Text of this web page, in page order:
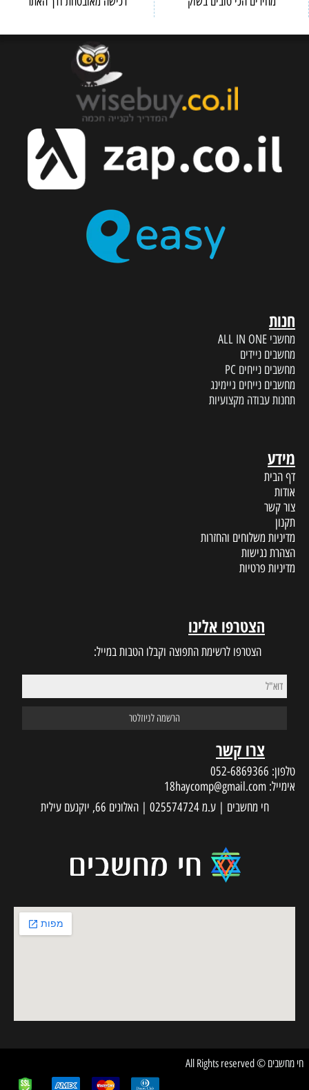
חנות
מחשבי ALL IN ONE
מחשבים ניידים
מחשבים נייחים PC
מחשבים נייחים גיימינג
תחנות עבודה מקצועיות
מידע
דף הבית
אודות
צור קשר
תקנון
מדיניות משלוחים והחזרות
הצהרת נגישות
מדיניות פרטיות
הצטרפו אלינו
הצטרפו לרשימת התפוצה וקבלו הטבות במייל:
צרו קשר
טלפון: 052-6869366
אימייל: 18haycomp@gmail.com
חי מחשבים | ע.מ 025574724 | האלונים 66, יוקנעם עילית
חי מחשבים © All Rights reserved